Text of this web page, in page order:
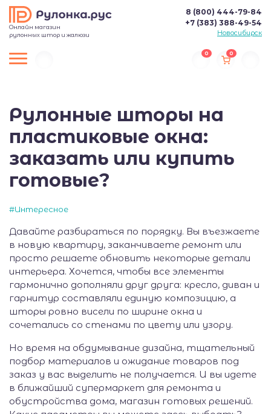
Онлайн магазин
рулонных штор и жалюзи
8 (800) 444-79-84
+7 (383) 388-49-54
Новосибирск
0 0
Рулонные шторы на
пластиковые окна:
заказать или купить
готовые?
#Интересное
Давайте разбираться по порядку. Вы въезжаете
в новую квартиру, заканчиваете ремонт или
просто решаете обновить некоторые детали
интерьера. Хочется, чтобы все элементы
гармонично дополняли друг друга: кресло, диван и
гарнитур составляли единую композицию, а
шторы ровно висели по ширине окна и
сочетались со стенами по цвету или узору.
Но время на обдумывание дизайна, тщательный
подбор материалов и ожидание товаров под
заказ у вас выделить не получается. И вы идете
в ближайший супермаркет для ремонта и
обустройства дома, магазин готовых решений.